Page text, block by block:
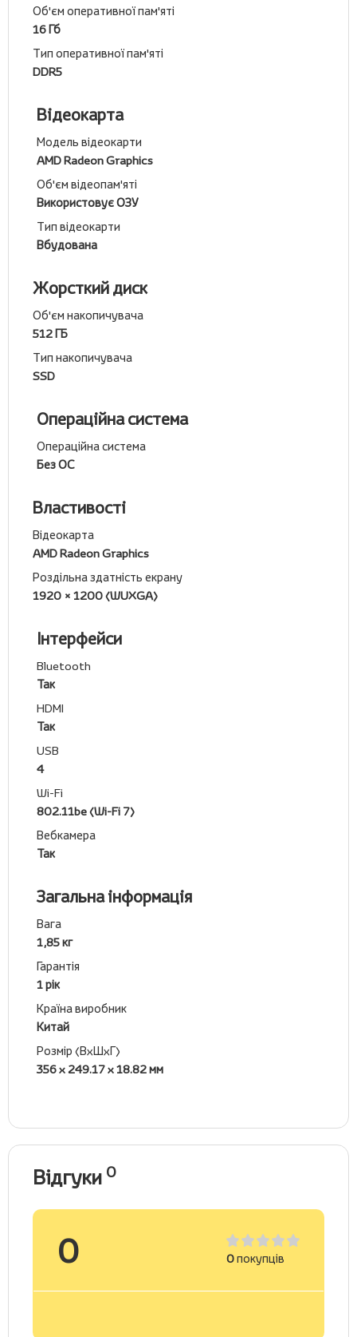
Об'єм оперативної пам'яті
16 Гб
Тип оперативної пам'яті
DDR5
Відеокарта
Модель відеокарти
AMD Radeon Graphics
Об'єм відеопам'яті
Використовує ОЗУ
Тип відеокарти
Вбудована
Жорсткий диск
Об'єм накопичувача
512 ГБ
Тип накопичувача
SSD
Операційна система
Операційна система
Без ОС
Властивості
Відеокарта
AMD Radeon Graphics
Роздільна здатність екрану
1920 × 1200 (WUXGA)
Інтерфейси
Bluetooth
Так
HDMI
Так
USB
4
Wi-Fi
802.11be (Wi-Fi 7)
Вебкамера
Так
Загальна інформація
Вага
1,85 кг
Гарантія
1 рік
Країна виробник
Китай
Розмір (ВхШхГ)
356 x 249.17 x 18.82 мм
Відгуки 0
0 0покупців